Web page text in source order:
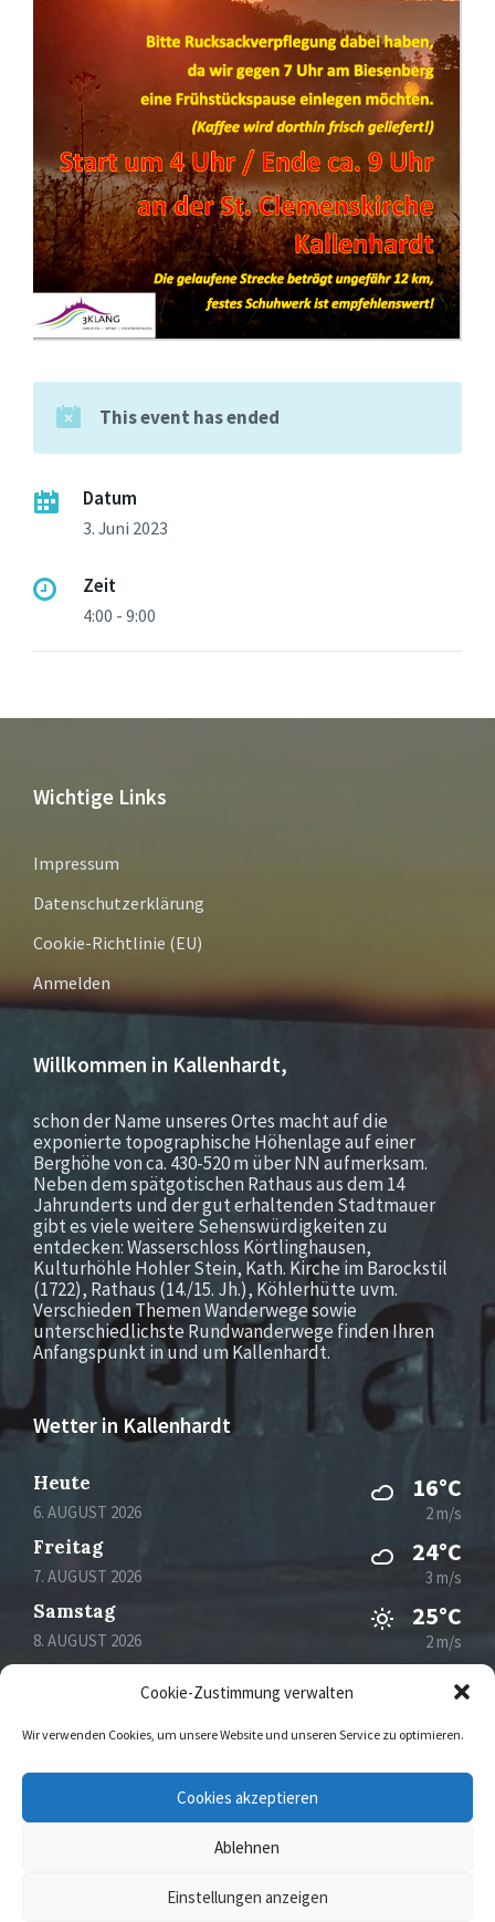
Cookie-Zustimmung verwalten
Wir verwenden Cookies, um unsere Website und unseren Service zu optimieren.
Cookies akzeptieren
Ablehnen
Einstellungen anzeigen
This event has ended
Datum
3. Juni 2023
Zeit
4:00 - 9:00
Wichtige Links
Impressum
Datenschutzerklärung
Cookie-Richtlinie (EU)
Anmelden
Willkommen in Kallenhardt,
schon der Name unseres Ortes macht auf die
exponierte topographische Höhenlage auf einer
Berghöhe von ca. 430-520 m über NN aufmerksam.
Neben dem spätgotischen Rathaus aus dem 14
Jahrunderts und der gut erhaltenden Stadtmauer
gibt es viele weitere Sehenswürdigkeiten zu
entdecken: Wasserschloss Körtlinghausen,
Kulturhöhle Hohler Stein, Kath. Kirche im Barockstil
(1722), Rathaus (14./15. Jh.), Köhlerhütte uvm.
Verschieden Themen Wanderwege sowie
unterschiedlichste Rundwanderwege finden Ihren
Anfangspunkt in und um Kallenhardt.
Wetter in Kallenhardt
Heute
6. AUGUST 2026
16°C
2 m/s
Freitag
7. AUGUST 2026
24°C
3 m/s
Samstag
8. AUGUST 2026
25°C
2 m/s
30°C
0 m/s
Facebook Instagram